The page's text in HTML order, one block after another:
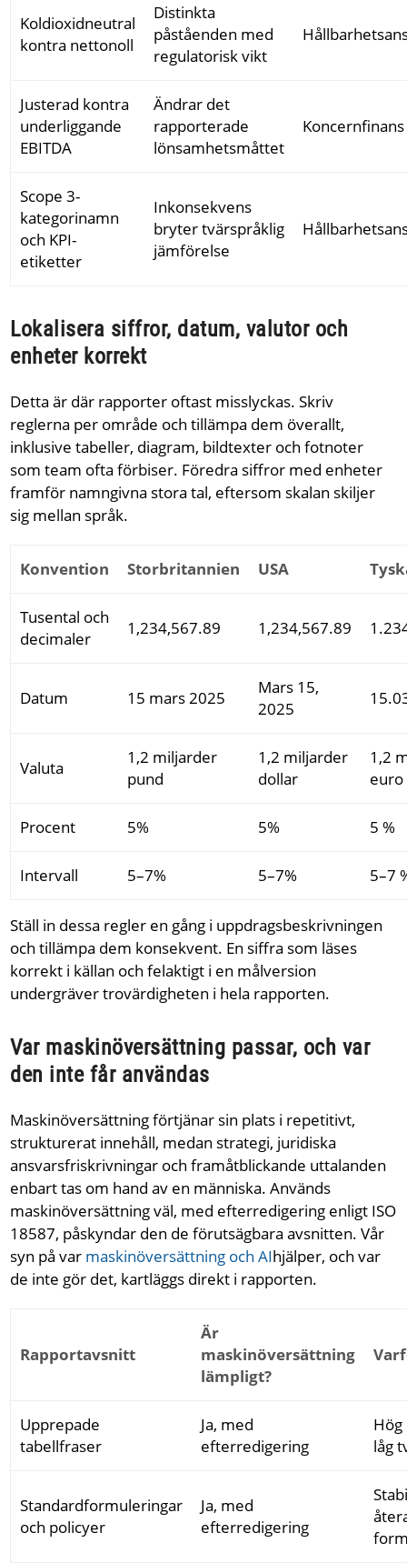
Koldioxidneutral
kontra nettonoll
Distinkta
påståenden med
regulatorisk vikt
Justerad kontra
underliggande
EBITDA
Ändrar det
rapporterade
lönsamhetsmåttet
Koncernfinans
Scope 3-
kategorinamn
och KPI-
etiketter
Inkonsekvens
bryter tvärspråklig
jämförelse
Lokalisera siffror, datum, valutor och
enheter korrekt
Detta är där rapporter oftast misslyckas. Skriv
reglerna per område och tillämpa dem överallt,
inklusive tabeller, diagram, bildtexter och fotnoter
som team ofta förbiser. Föredra siffror med enheter
framför namngivna stora tal, eftersom skalan skiljer
sig mellan språk.
Konvention Storbritannien USA
Tusental och
decimaler
1,234,567.89 1,234,567.89
Datum 15 mars 2025
Mars 15,
2025
Valuta
1,2 miljarder
pund
1,2 miljarder
dollar
1,2
euro
Procent 5% 5% 5 %
Intervall 5–7% 5–7% 5–7
Ställ in dessa regler en gång i uppdragsbeskrivningen
och tillämpa dem konsekvent. En siffra som läses
korrekt i källan och felaktigt i en målversion
undergräver trovärdigheten i hela rapporten.
Var maskinöversättning passar, och var
den inte får användas
Maskinöversättning förtjänar sin plats i repetitivt,
strukturerat innehåll, medan strategi, juridiska
ansvarsfriskrivningar och framåtblickande uttalanden
enbart tas om hand av en människa. Används
maskinöversättning väl, med efterredigering enligt ISO
18587, påskyndar den de förutsägbara avsnitten. Vår
syn på var maskinöversättning och AIhjälper, och var
de inte gör det, kartläggs direkt i rapporten.
Rapportavsnitt
Är
maskinöversättning
lämpligt?
Upprepade
tabellfraser
Ja, med
efterredigering
låg
Standardformuleringar
och policyer
Ja, med
efterredigering